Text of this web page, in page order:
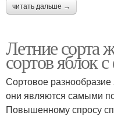
читать дальше →
Летние сорта
сортов яблок
Сортовое разнообразие
они являются самыми
Повышенному спросу